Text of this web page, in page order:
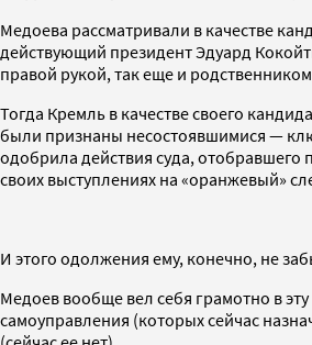
Медоева рассматривали в качестве
действующий президент Эдуард
правой рукой, так еще и
Тогда Кремль в качестве своего
были признаны несостоявшимися —
одобрила действия суда,
своих выступлениях на «оранжевый»
И этого одолжения ему, конечно, не
Медоев вообще вел себя грамотно в
самоуправления (которых сейчас